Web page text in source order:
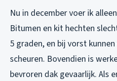
Nu in december voer ik
Bitumen en kit hechten
5 graden, en bij vorst
scheuren. Bovendien is
bevroren dak gevaarlijk. Als